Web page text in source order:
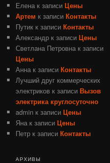
Елена к записи Цены
Артем к записи Контакты
Путик к записи Контакты
Александр к записи Цены
Светлана Петровна к записи
Цены
Анна к записи Контакты
Лучший друг коммерческих
электриков к записи Вызов
электрика круглосуточно
admin к записи Цены
Яна к записи Цены
Петр к записи Контакты
АРХИВЫ